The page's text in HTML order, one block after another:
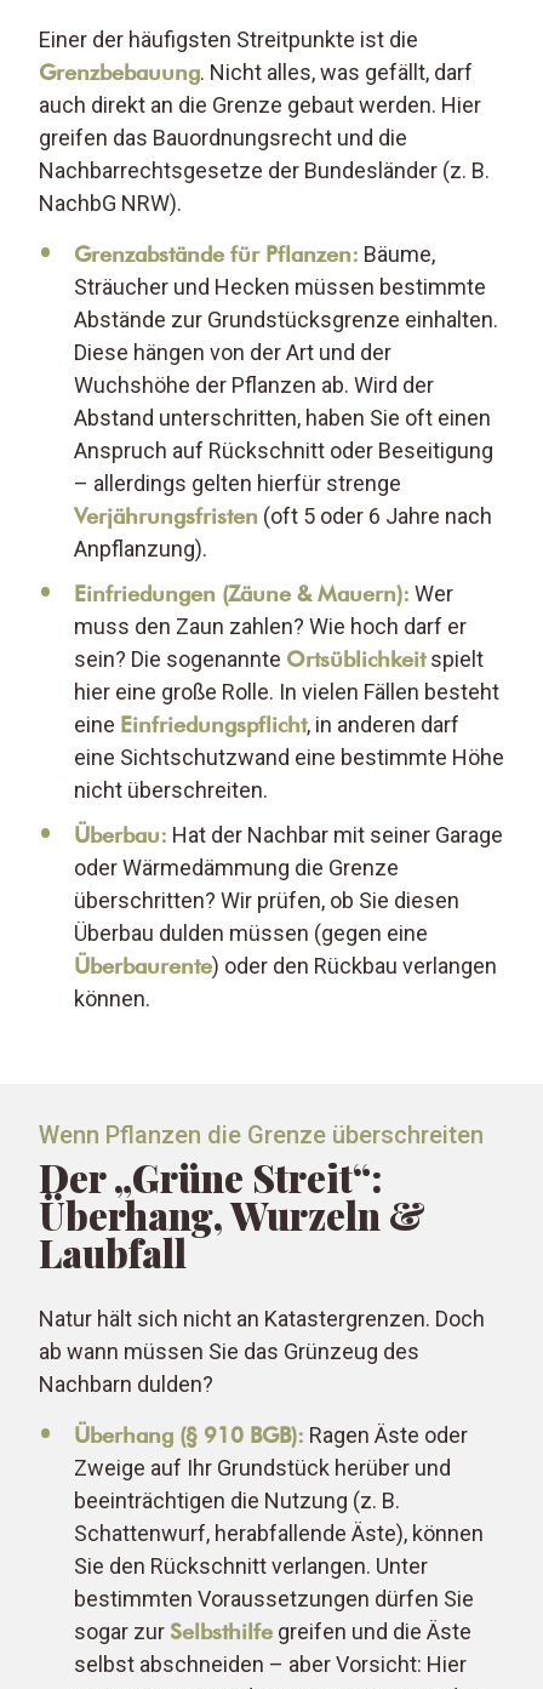
Einer der häufigsten Streitpunkte ist die
Grenzbebauung. Nicht alles, was gefällt, darf
auch direkt an die Grenze gebaut werden. Hier
greifen das Bauordnungsrecht und die
Nachbarrechtsgesetze der Bundesländer (z. B.
NachbG NRW).
Grenzabstände für Pflanzen: Bäume,
Sträucher und Hecken müssen bestimmte
Abstände zur Grundstücksgrenze einhalten.
Diese hängen von der Art und der
Wuchshöhe der Pflanzen ab. Wird der
Abstand unterschritten, haben Sie oft einen
Anspruch auf Rückschnitt oder Beseitigung
– allerdings gelten hierfür strenge
Verjährungsfristen (oft 5 oder 6 Jahre nach
Anpflanzung).
Einfriedungen (Zäune & Mauern): Wer
muss den Zaun zahlen? Wie hoch darf er
sein? Die sogenannte Ortsüblichkeitspielt
hier eine große Rolle. In vielen Fällen besteht
eine Einfriedungspflicht, in anderen darf
eine Sichtschutzwand eine bestimmte Höhe
nicht überschreiten.
Überbau: Hat der Nachbar mit seiner Garage
oder Wärmedämmung die Grenze
überschritten? Wir prüfen, ob Sie diesen
Überbau dulden müssen (gegen eine
Überbaurente) oder den Rückbau verlangen
können.
Wenn Pflanzen die Grenze überschreiten
Der „Grüne Streit“:
Überhang, Wurzeln &
Laubfall
Natur hält sich nicht an Katastergrenzen. Doch
ab wann müssen Sie das Grünzeug des
Nachbarn dulden?
Überhang (§ 910 BGB): Ragen Äste oder
Zweige auf Ihr Grundstück herüber und
beeinträchtigen die Nutzung (z. B.
Schattenwurf, herabfallende Äste), können
Sie den Rückschnitt verlangen. Unter
bestimmten Voraussetzungen dürfen Sie
sogar zurSelbsthilfegreifen und die Äste
selbst abschneiden – aber Vorsicht: Hier